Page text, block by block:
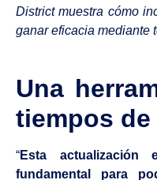
District muestra cómo
ganar eficacia mediante
Una
tiempos
“Esta
fundamental para